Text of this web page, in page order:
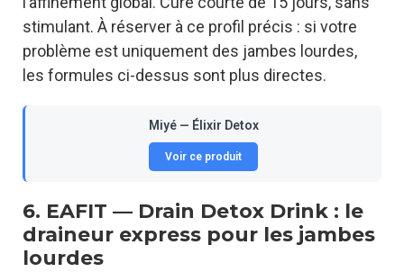
stimulant. À réserver à ce profil précis : si votre
problème est uniquement des jambes lourdes,
les formules ci-dessus sont plus directes.
Miyé — Élixir Detox
Voir ce produit
6. EAFIT — Drain Detox Drink : le
draineur express pour les jambes
lourdes